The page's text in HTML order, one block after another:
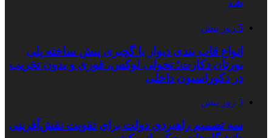
شد
5 روز پیش
انواع قاب بندی دیوار با گچبری پیش ساخته پلی
یورتان دکارت؛ تحولی لوکس، فوری و بدون تخریب
در دکوراسیون داخلی
5 روز پیش
سه تصمیم راهبردی دولت برای تقویت نقش‌آفرینی